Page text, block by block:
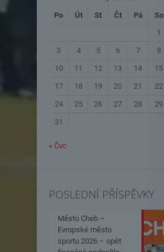
Po Út St Čt Pá So
1
3
4 5 6 7 8
10
11 12 13 14 15
17
18 19 20 21 22
24
25 26 27 28 29
31
« Čvc
POSLEDNÍ PŘÍSPĚVKY
Město Cheb –
Evropské město
sportu 2026 – opět